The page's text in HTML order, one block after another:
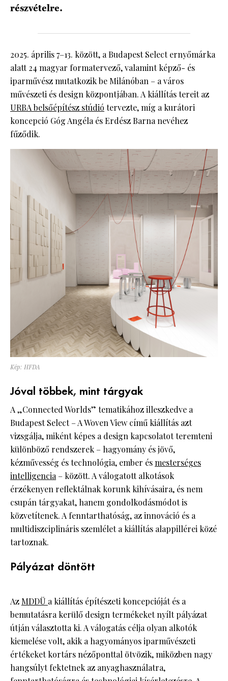
részvételre.
2025. április 7–13. között, a Budapest Select ernyőmárka
alatt 24 magyar formatervező, valamint képző- és
iparművész mutatkozik be Milánóban – a város
művészeti és design központjában. A kiállítás tereit az
URBA belsőépítész stúdió tervezte, míg a kurátori
koncepció Góg Angéla és Erdész Barna nevéhez
fűződik.
Kép: HFDA
Jóval többek, mint tárgyak
A „Connected Worlds” tematikához illeszkedve a
Budapest Select – A Woven View című kiállítás azt
vizsgálja, miként képes a design kapcsolatot teremteni
különböző rendszerek – hagyomány és jövő,
kézművesség és technológia, ember ésmesterséges
intelligencia– között. A válogatott alkotások
érzékenyen reflektálnak korunk kihívásaira, és nem
csupán tárgyakat, hanem gondolkodásmódot is
közvetítenek. A fenntarthatóság, az innováció és a
multidiszciplináris szemlélet a kiállítás alappillérei közé
tartoznak.
Pályázat döntött
Az MDDÜ a kiállítás építészeti koncepcióját és a
bemutatásra kerülő design termékeket nyílt pályázat
útján választotta ki. A válogatás célja olyan alkotók
kiemelése volt, akik a hagyományos iparművészeti
értékeket kortárs nézőponttal ötvözik, miközben nagy
hangsúlyt fektetnek az anyaghasználatra,